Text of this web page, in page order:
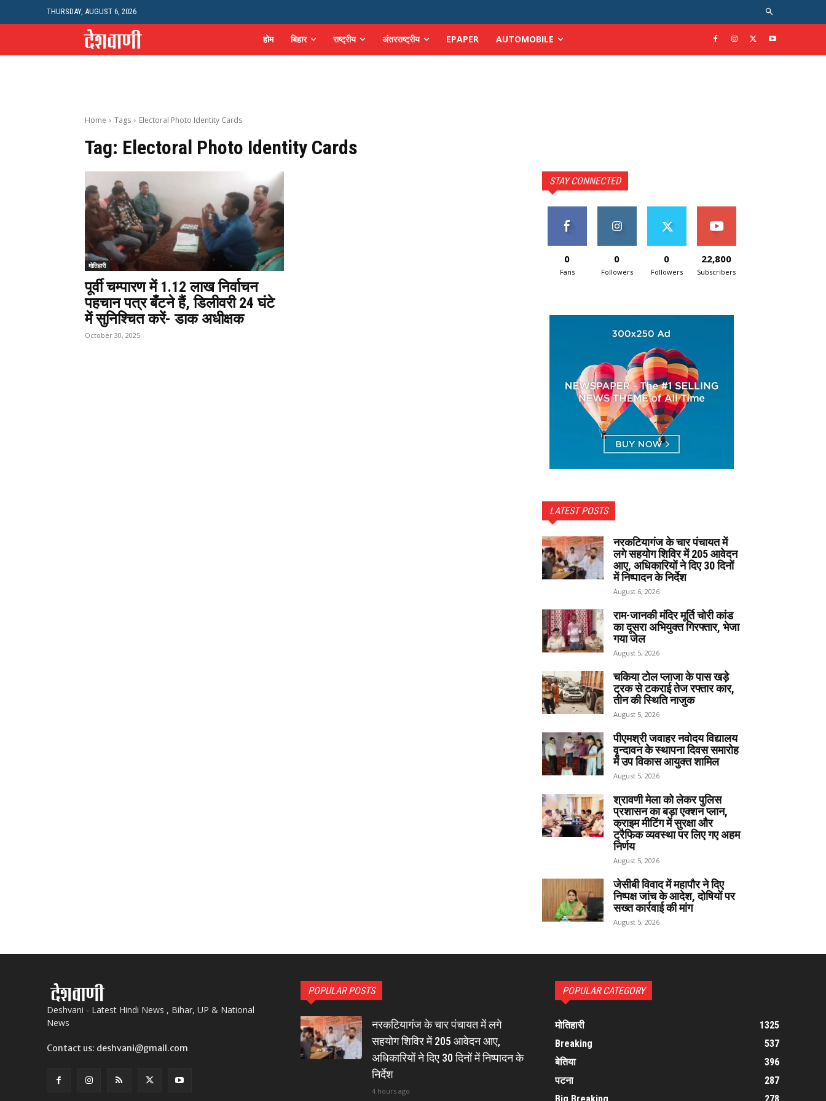
THURSDAY, AUGUST 6, 2026
होम बिहार राष्ट्रीय अंतरराष्ट्रीय EPAPER AUTOMOBILE
Home Tags Electoral Photo Identity Cards
Tag: Electoral Photo Identity Cards
मोतिहारी
पूर्वी चम्पारण में 1.12 लाख निर्वाचन
पहचान पत्र बँटने हैं, डिलीवरी 24 घंटे
में सुनिश्चित करें- डाक अधीक्षक
October 30, 2025
STAY CONNECTED
0
Fans
0
Followers
0
Followers
22,800
Subscribers
LATEST POSTS
नरकटियागंज के चार पंचायत में
लगे सहयोग शिविर में 205 आवेदन
आए, अधिकारियों ने दिए 30 दिनों
में निष्पादन के निर्देश
August 6, 2026
राम-जानकी मंदिर मूर्ति चोरी कांड
का दूसरा अभियुक्त गिरफ्तार, भेजा
गया जेल
August 5, 2026
चकिया टोल प्लाजा के पास खड़े
ट्रक से टकराई तेज रफ्तार कार,
तीन की स्थिति नाजुक
August 5, 2026
पीएमश्री जवाहर नवोदय विद्यालय
वृन्दावन के स्थापना दिवस समारोह
में उप विकास आयुक्त शामिल
August 5, 2026
श्रावणी मेला को लेकर पुलिस
प्रशासन का बड़ा एक्शन प्लान,
क्राइम मीटिंग में सुरक्षा और
ट्रैफिक व्यवस्था पर लिए गए अहम
निर्णय
August 5, 2026
जेसीबी विवाद में महापौर ने दिए
निष्पक्ष जांच के आदेश, दोषियों पर
सख्त कार्रवाई की मांग
August 5, 2026
Deshvani - Latest Hindi News , Bihar, UP & National
News
Contact us: deshvani@gmail.com
POPULAR POSTS
नरकटियागंज के चार पंचायत में लगे
सहयोग शिविर में 205 आवेदन आए,
अधिकारियों ने दिए 30 दिनों में निष्पादन के
निर्देश
4 hours ago
POPULAR CATEGORY
मोतिहारी
1325
Breaking
537
बेतिया
396
पटना
287